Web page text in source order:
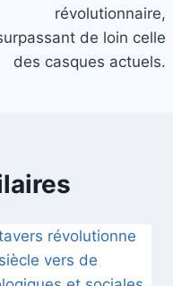
révolutionnaire,
de loin celle
des casques actuels.